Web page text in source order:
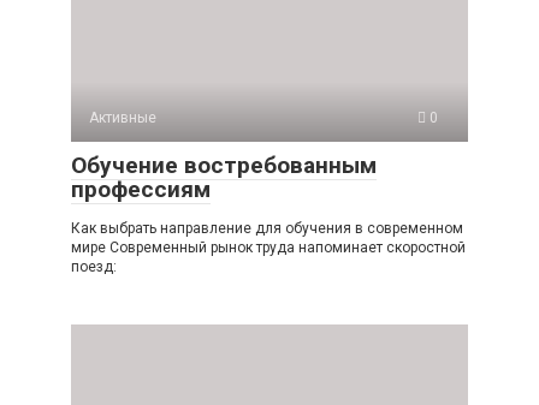
Активные 0
Обучение востребованным
профессиям
Как выбрать направление для обучения в современном
мире Современный рынок труда напоминает скоростной
поезд: